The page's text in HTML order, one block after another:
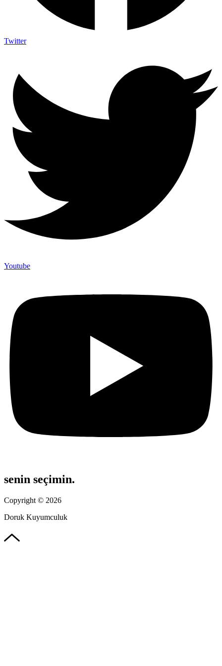
Twitter
Youtube
senin seçimin.
Copyright © 2026
Doruk Kuyumculuk